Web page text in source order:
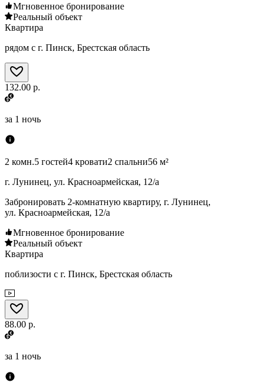
Мгновенное бронирование
Реальный объект
Квартира
рядом с г. Пинск, Брестская область
132.00 р.
за 1 ночь
2 комн.5 гостей4 кровати2 спальни56 м²
г. Лунинец, ул. Красноармейская, 12/а
Забронировать 2-комнатную квартиру, г. Лунинец,
ул. Красноармейская, 12/а
Мгновенное бронирование
Реальный объект
Квартира
поблизости с г. Пинск, Брестская область
88.00 р.
за 1 ночь